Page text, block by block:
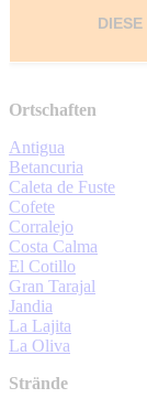
Ortschaften
Antigua
Betancuria
Caleta de Fuste
Cofete
Corralejo
Costa Calma
El Cotillo
Gran Tarajal
Jandia
La Lajita
La Oliva
Strände